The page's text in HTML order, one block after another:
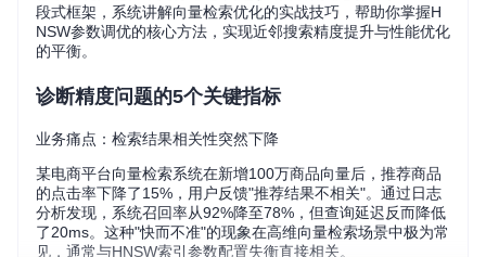
段式框架，系统讲解向量检索优化的实战技巧，帮助你掌握H
NSW参数调优的核心方法，实现近邻搜索精度提升与性能优化
的平衡。
诊断精度问题的5个关键指标
业务痛点：检索结果相关性突然下降
某电商平台向量检索系统在新增100万商品向量后，推荐商品
的点击率下降了15%，用户反馈"推荐结果不相关"。通过日志
分析发现，系统召回率从92%降至78%，但查询延迟反而降低
了20ms。这种"快而不准"的现象在高维向量检索场景中极为常
见，通常与HNSW索引参数配置失衡直接相关。